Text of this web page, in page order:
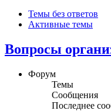
Темы без ответов
Активные темы
Вопросы
Форум
Темы
Сообщения
Последнее